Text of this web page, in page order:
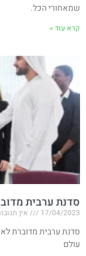
שמאחורי הכל.
קרא עוד »
סדנת ערבית
17/04/2023 אין
סדנת ערבית מדוברת
עולם